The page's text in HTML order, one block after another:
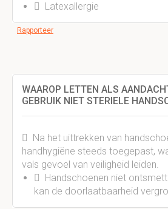
 Latexallergie
Rapporteer
WAAROP LETTEN ALS
GEBRUIK NIET STERIELE
 Na het uittrekken van
handhygiëne steeds toegepast,
vals gevoel van veiligheid leiden.
 Handschoenen niet
kan de doorlaatbaarheid